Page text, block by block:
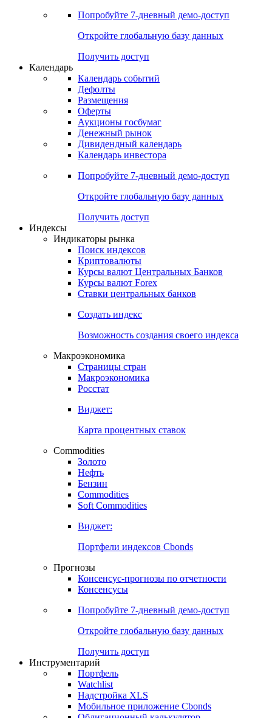
Попробуйте 7-дневный демо-доступ
Откройте глобальную базу данных
Получить доступ
Календарь
Календарь событий
Дефолты
Размещения
Оферты
Аукционы госбумаг
Денежный рынок
Дивидендный календарь
Календарь инвестора
Попробуйте 7-дневный демо-доступ
Откройте глобальную базу данных
Получить доступ
Индексы
Индикаторы рынка
Поиск индексов
Криптовалюты
Курсы валют Центральных Банков
Курсы валют Forex
Ставки центральных банков
Создать индекс
Возможность создания своего индекса
Макроэкономика
Страницы стран
Макроэкономика
Росстат
Виджет:
Карта процентных ставок
Commodities
Золото
Нефть
Бензин
Commodities
Soft Commodities
Виджет:
Портфели индексов Cbonds
Прогнозы
Консенсус-прогнозы по отчетности
Консенсусы
Попробуйте 7-дневный демо-доступ
Откройте глобальную базу данных
Получить доступ
Инструментарий
Портфель
Watchlist
Надстройка XLS
Мобильное приложение Cbonds